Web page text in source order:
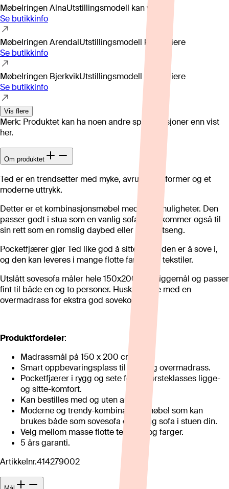
Møbelringen AlnaUtstillingsmodell kan variere
Se butikkinfo
Møbelringen ArendalUtstillingsmodell kan variere
Se butikkinfo
Møbelringen BjerkvikUtstillingsmodell kan variere
Se butikkinfo
Vis flere
Merk: Produktet kan ha noen andre spesifikasjoner enn vist
her.
Om produktet
Ted er en trendsetter med myke, avrundede former og et
moderne uttrykk.
Detter er et kombinasjonsmøbel med flere muligheter. Den
passer godt i stua som en vanlig sofa, men kommer også til
sin rett som en romslig daybed eller dobbeltseng.
Pocketfjærer gjør Ted like god å sitte i som den er å sove i,
og den kan leveres i mange flotte farger og tekstiler.
Utslått sovesofa måler hele 150x200 cm i liggemål og passer
fint til både en og to personer. Husk å kjøpe med en
overmadrass for ekstra god sovekomfort.
Produktfordeler:
Madrassmål på 150 x 200 cm.
Smart oppbevaringsplass til dyne og overmadrass.
Pocketfjærer i rygg og sete for en førsteklasses ligge-
og sitte-komfort.
Kan bestilles med og uten armer.
Moderne og trendy-kombinasjonsmøbel som kan
brukes både som sovesofa og vanlig sofa i stuen din.
Velg mellom masse flotte tekstiler og farger.
5 års garanti.
Artikkelnr.414279002